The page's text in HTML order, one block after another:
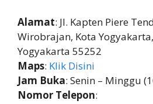
Alamat: Jl. Kapten Piere
Wirobrajan, Kota
Yogyakarta 55252
Maps: Klik Disini
Jam Buka: Senin – Minggu
Nomor Telepon: